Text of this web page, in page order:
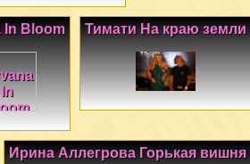
Тимати На краю земли
In Bloom
Ирина Аллегрова Горькая вишня